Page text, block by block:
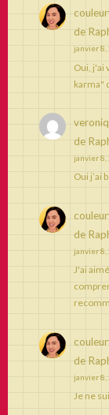
de
janvier 8,
Oui, j'ai
karma"
de
janvier 8,
Oui j’ai
de
janvier 8,
J'ai
de
janvier 8,
Je ne